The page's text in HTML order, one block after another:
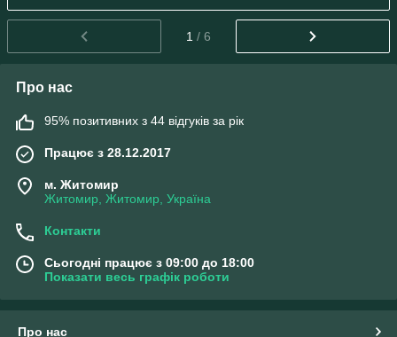
1 / 6
Про нас
95% позитивних з 44 відгуків за рік
Працює з 28.12.2017
м. Житомир
Житомир, Житомир, Україна
Контакти
Сьогодні працює з 09:00 до 18:00
Показати весь графік роботи
Про нас